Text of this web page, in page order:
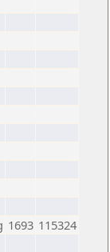
1693 115324